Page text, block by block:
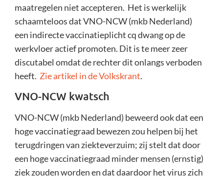
maatregelen niet accepteren. Het is werkelijk
schaamteloos dat VNO-NCW (mkb Nederland)
een indirecte vaccinatieplicht cq dwang op de
werkvloer actief promoten. Dit is te meer zeer
discutabel omdat de rechter dit onlangs verboden
heeft. Zie artikel in de Volkskrant.
VNO-NCW kwatsch
VNO-NCW (mkb Nederland) beweerd ook dat een
hoge vaccinatiegraad bewezen zou helpen bij het
terugdringen van ziekteverzuim; zij stelt dat door
een hoge vaccinatiegraad minder mensen (ernstig)
ziek zouden worden en dat daardoor het virus zich